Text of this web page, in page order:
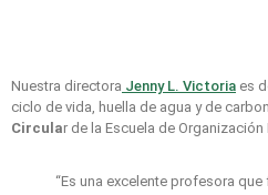
Nuestra directora Jenny L. Victoria es
ciclo de vida, huella de agua y de
Circular de la Escuela de Organización
“Es una excelente profesora